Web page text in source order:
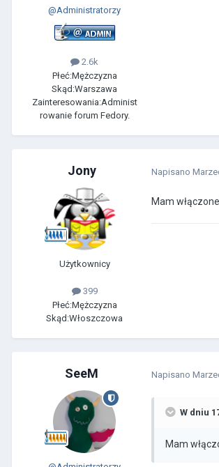
@Administratorzy
2.6k
Płeć:Mężczyzna
Skąd:Warszawa
Zainteresowania:Administ
rowanie forum Fedory.
Jony
Użytkownicy
399
Płeć:Mężczyzna
Skąd:Włoszczowa
Napisano
Mam
SeeM Napisano
W dniu
Mam